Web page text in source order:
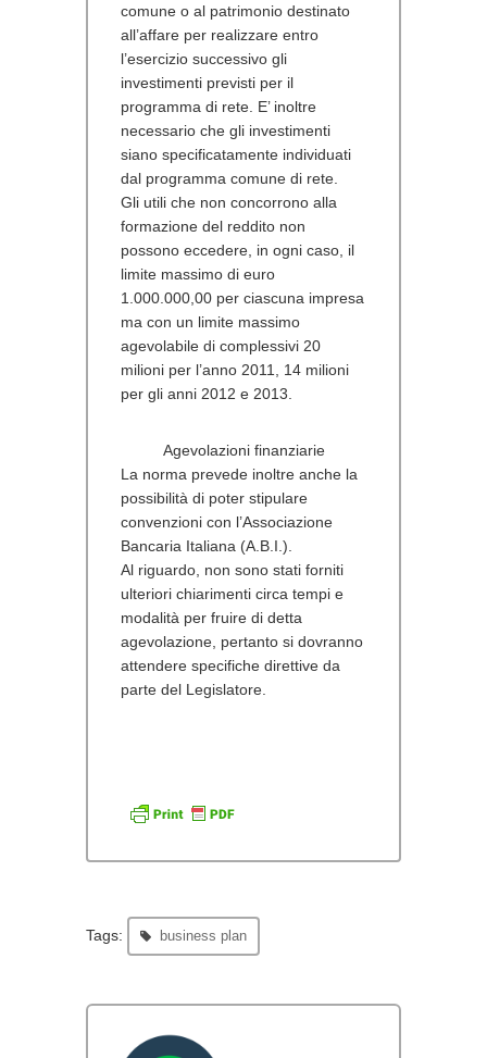
comune o al patrimonio destinato
all’affare per realizzare entro
l’esercizio successivo gli
investimenti previsti per il
programma di rete. E’ inoltre
necessario che gli investimenti
siano specificatamente individuati
dal programma comune di rete.
Gli utili che non concorrono alla
formazione del reddito non
possono eccedere, in ogni caso, il
limite massimo di euro
1.000.000,00 per ciascuna impresa
ma con un limite massimo
agevolabile di complessivi 20
milioni per l’anno 2011, 14 milioni
per gli anni 2012 e 2013.
Agevolazioni finanziarie
La norma prevede inoltre anche la
possibilità di poter stipulare
convenzioni con l’Associazione
Bancaria Italiana (A.B.I.).
Al riguardo, non sono stati forniti
ulteriori chiarimenti circa tempi e
modalità per fruire di detta
agevolazione, pertanto si dovranno
attendere specifiche direttive da
parte del Legislatore.
Tags: business plan